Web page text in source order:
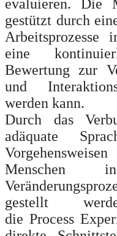
evaluieren. Die
gestützt durch
Arbeitsprozesse
eine
Bewertung zur
und
werden kann.
Durch das
adäquate
Menschen
gestellt
die Process